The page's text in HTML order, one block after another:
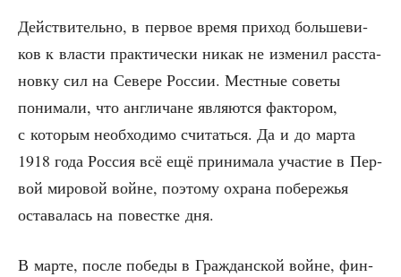
Дей­стви­тель­но, в пер­вое вре­мя при­ход боль­ше­ви­
ков к вла­сти прак­ти­че­ски никак не изме­нил рас­ста­
нов­ку сил на Севе­ре Рос­сии. Мест­ные сове­ты
пони­ма­ли, что англи­чане явля­ют­ся фак­то­ром,
с кото­рым необ­хо­ди­мо счи­тать­ся. Да и до мар­та
1918 года Рос­сия всё ещё при­ни­ма­ла уча­стие в Пер­
вой миро­вой войне, поэто­му охра­на побе­ре­жья
оста­ва­лась на повест­ке дня.
В мар­те, после побе­ды в Граж­дан­ской войне, фин­